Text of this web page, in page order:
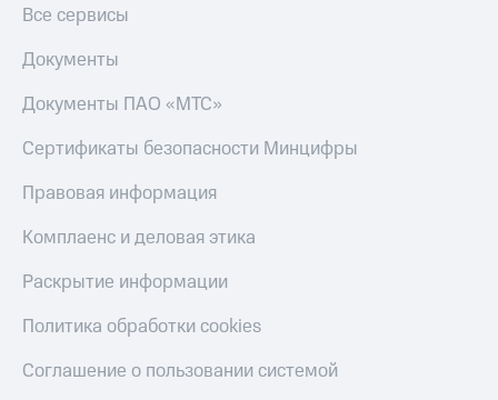
Все сервисы
Документы
Документы ПАО «МТС»
Сертификаты безопасности Минцифры
Правовая информация
Комплаенс и деловая этика
Раскрытие информации
Политика обработки cookies
Соглашение о пользовании системой